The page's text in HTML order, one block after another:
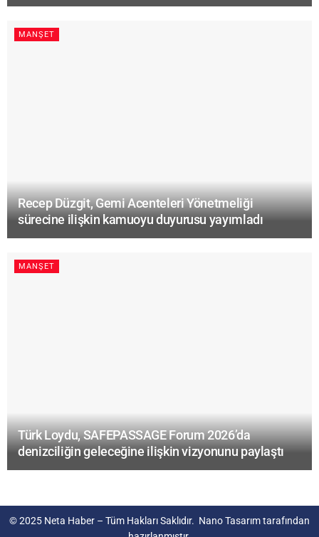
MANŞET
Recep Düzgit, Gemi Acenteleri Yönetmeliği
sürecine ilişkin kamuoyu duyurusu yayımladı
MANŞET
Türk Loydu, SAFEPASSAGE Forum 2026’da
denizciliğin geleceğine ilişkin vizyonunu paylaştı
© 2025 Neta Haber – Tüm Hakları Saklıdır. Nano Tasarımtarafından